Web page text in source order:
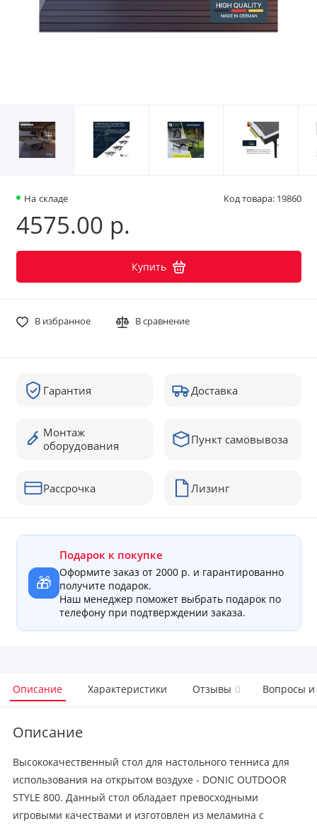
На складе Код товара: 19860
4575.00 р.
Купить
В избранное В сравнение
Гарантия Доставка
Монтаж
оборудования
Пункт самовывоза
Рассрочка Лизинг
🎁
Подарок к покупке
Оформите заказ от 2000 р. и гарантированно
получите подарок.
Наш менеджер поможет выбрать подарок по
телефону при подтверждении заказа.
Описание Характеристики Отзывы 0 Вопросы и
Описание
Высококачественный стол для настольного тенниса для
использования на открытом воздухе - DONIC OUTDOOR
STYLE 800. Данный стол обладает превосходными
игровыми качествами и изготовлен из меламина с